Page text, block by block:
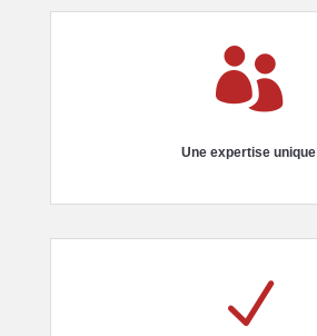

Une expertise unique
N